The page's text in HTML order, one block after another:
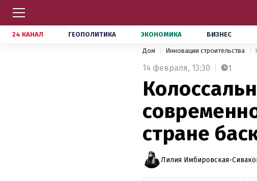
24 КАНАЛ ГЕОПОЛИТИКА ЭКОНОМИКА БИЗНЕС
Дом Инновации строительства
14 февраля, 13:30 1
стране
Лилия Имбировская-